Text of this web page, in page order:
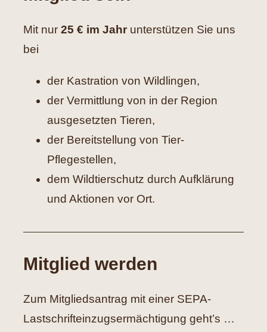
Hilfe
Kontakt
nach:
Mit nur 25 € im Jahrunterstützen Sie uns
bei
der Kastration von Wildlingen,
der Vermittlung von in der Region
ausgesetzten Tieren,
der Bereitstellung von Tier-
Pflegestellen,
dem Wildtierschutz durch Aufklärung
und Aktionen vor Ort.
Mitglied werden
Zum Mitgliedsantrag mit einer SEPA-
Lastschrifteinzugsermächtigung geht’s …